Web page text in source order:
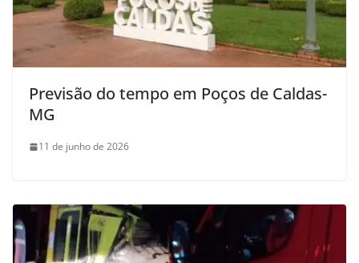
Previsão do tempo em Poços de Caldas-
MG
11 de junho de 2026